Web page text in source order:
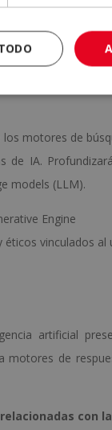
AEO para
motores de
de IA.
models (LLM).
Engine
vinculados al
artificial
motores de
con la